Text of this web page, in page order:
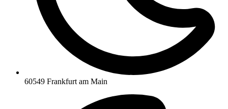
60549 Frankfurt am Main